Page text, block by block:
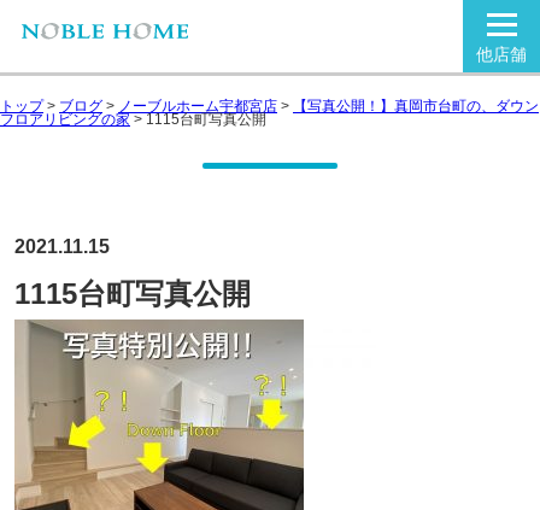
他店舗
トップ> ブログ > ノーブルホーム宇都宮店 > 【写真公開！】真岡市台町の、ダウン
フロアリビングの家 > 1115台町写真公開
2021.11.15
1115台町写真公開